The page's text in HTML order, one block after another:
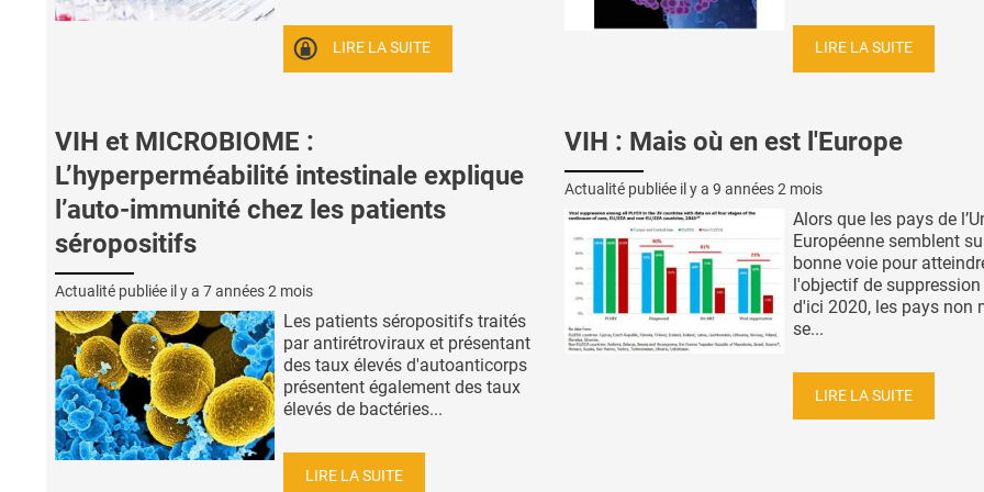
LIRE LA SUITE LIRE LA SUITE
VIH et MICROBIOME :
L’hyperperméabilité intestinale explique
l’auto-immunité chez les patients
séropositifs
Actualité publiée il y a 7 années 2 mois
Les patients séropositifs traités
par antirétroviraux et présentant
des taux élevés d'autoanticorps
présentent également des taux
élevés de bactéries...
LIRE LA SUITE
VIH : Mais où en est l'Europe
Actualité publiée il y a 9 années 2 mois
Alors que les pays de
Européenne semblent
bonne voie pour
l'objectif de
d'ici 2020, les pays non
se...
LIRE LA SUITE